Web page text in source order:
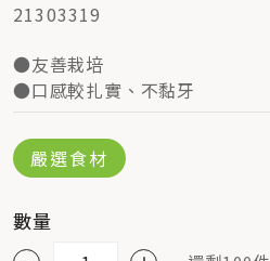
21303319
●友善栽培
●口感較扎實、不黏牙
嚴選食材
數量